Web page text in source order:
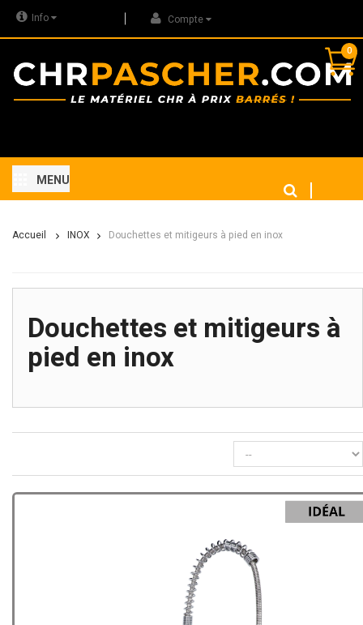
Info Compte
0
MENU
Accueil INOX Douchettes et mitigeurs à pied en inox
Douchettes et mitigeurs à
pied en inox